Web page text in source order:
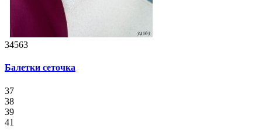
34563
Балетки сеточка
37
38
39
41